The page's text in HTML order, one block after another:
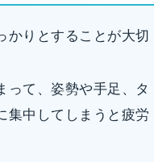
かりとすることが大切
って、姿勢や手足、タ
集中してしまうと疲労